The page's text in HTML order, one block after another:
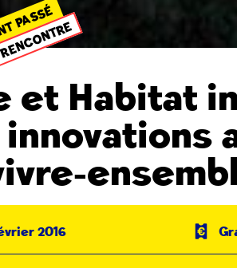
PASSÉ
et Habitat
2016